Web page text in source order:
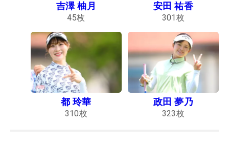
吉澤 柚月
45枚
安田 祐香
301 枚
都 玲華
310枚
政田 夢乃
323枚